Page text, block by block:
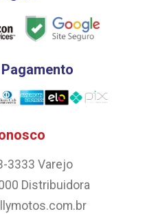
3333 Varejo
Distribuidora